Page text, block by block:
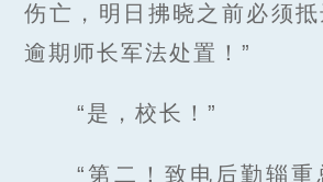
伤亡，明日拂晓之前必须抵
逾期师长军法处置！”
“是，校长！”
“第二！致电后勤辎